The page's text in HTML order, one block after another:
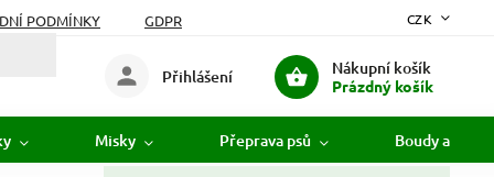
PODMÍNKY GDPR CZK
Nákupní košík
Prázdný košík
Přihlášení
Misky Přeprava psů Boudy a